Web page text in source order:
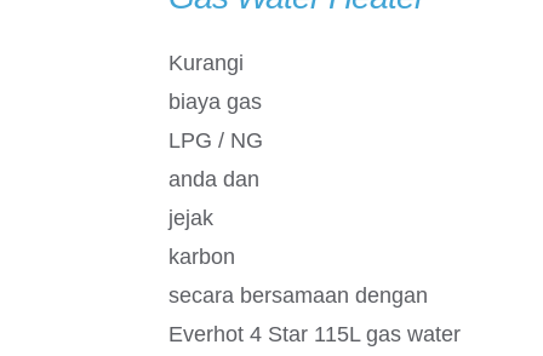
Kurangi
biaya gas
LPG / NG
anda dan
jejak
karbon
secara bersamaan dengan
Everhot 4 Star 115L gas water